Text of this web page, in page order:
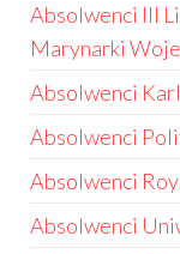
Absolwenci III
Marynarki
Absolwenci
Absolwenci
Absolwenci
Absolwenci